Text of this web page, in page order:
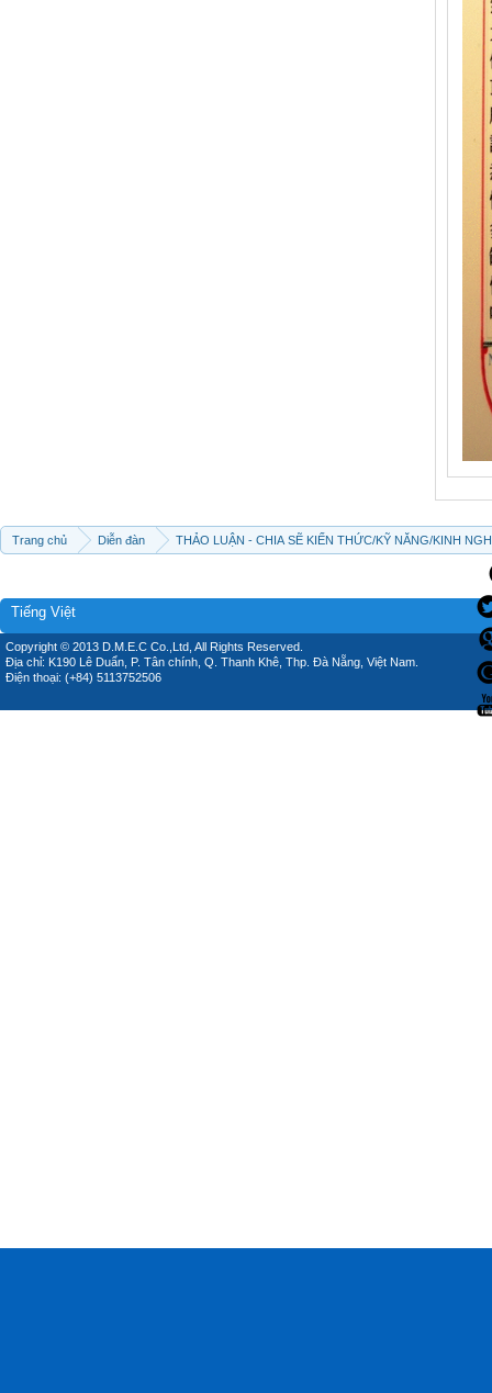
Trang chủ Diễn đàn THẢO LUẬN - CHIA SẼ KIẾN THỨC/KỸ NĂNG/KINH
Tiếng Việt
Copyright © 2013 D.M.E.C Co.,Ltd, All Rights Reserved.
Địa chỉ: K190 Lê Duẩn, P. Tân chính, Q. Thanh Khê, Thp. Đà Nẵng, Việt Nam.
Điện thoại: (+84) 5113752506